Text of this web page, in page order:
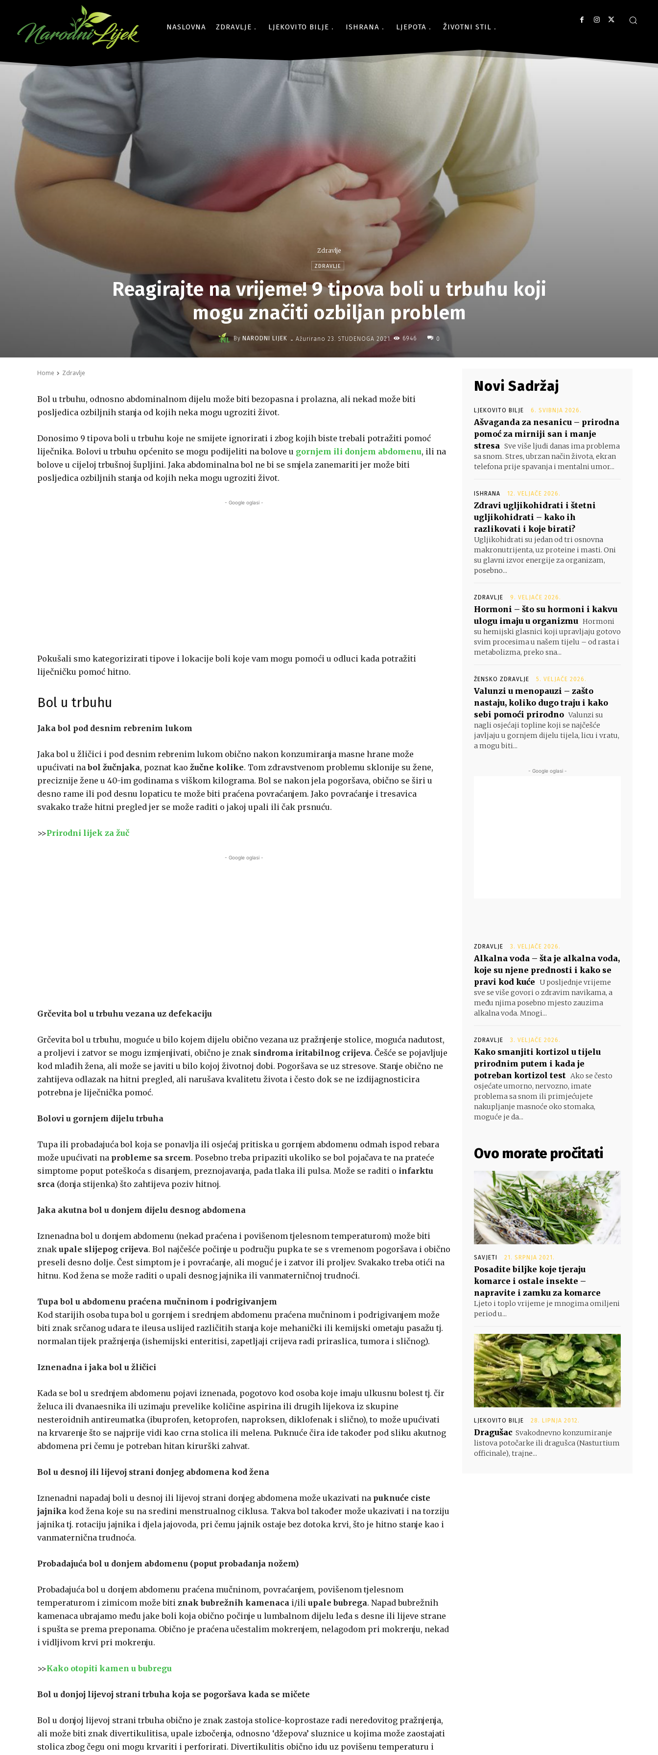
NASLOVNA ZDRAVLJE LJEKOVITO BILJE ISHRANA LJEPOTA ŽIVOTNI STIL
Zdravlje
ZDRAVLJE
Reagirajte na vrijeme! 9 tipova boli u trbuhu koji
mogu značiti ozbiljan problem
By NARODNI LIJEK - Ažurirano 23. STUDENOGA 2021. 6946 0
Home Zdravlje
Bol u trbuhu, odnosno abdominalnom dijelu može biti bezopasna i prolazna, ali nekad može biti
posljedica ozbiljnih stanja od kojih neka mogu ugroziti život.
Donosimo 9 tipova boli u trbuhu koje ne smijete ignorirati i zbog kojih biste trebali potražiti pomoć
liječnika. Bolovi u trbuhu općenito se mogu podijeliti na bolove u gornjem ili donjem abdomenu, ili na
bolove u cijeloj trbušnoj šupljini. Jaka abdominalna bol ne bi se smjela zanemariti jer može biti
posljedica ozbiljnih stanja od kojih neka mogu ugroziti život.
- Google oglasi -
Pokušali smo kategorizirati tipove i lokacije boli koje vam mogu pomoći u odluci kada potražiti
liječničku pomoć hitno.
Bol u trbuhu
Jaka bol pod desnim rebrenim lukom
Jaka bol u žličici i pod desnim rebrenim lukom obično nakon konzumiranja masne hrane može
upućivati nabol žučnjaka, poznat kao žučne kolike. Tom zdravstvenom problemu sklonije su žene,
preciznije žene u 40-im godinama s viškom kilograma. Bol se nakon jela pogoršava, obično se širi u
desno rame ili pod desnu lopaticu te može biti praćena povraćanjem. Jako povraćanje i tresavica
svakako traže hitni pregled jer se može raditi o jakoj upali ili čak prsnuću.
>>Prirodni lijek za žuč
- Google oglasi -
Grčevita bol u trbuhu vezana uz defekaciju
Grčevita bol u trbuhu, moguće u bilo kojem dijelu obično vezana uz pražnjenje stolice, moguća nadutost,
a proljevi i zatvor se mogu izmjenjivati, obično je znak sindroma iritabilnog crijeva. Češće se pojavljuje
kod mlađih žena, ali može se javiti u bilo kojoj životnoj dobi. Pogoršava se uz stresove. Stanje obično ne
zahtijeva odlazak na hitni pregled, ali narušava kvalitetu života i često dok se ne izdijagnosticira
potrebna je liječnička pomoć.
Bolovi u gornjem dijelu trbuha
Tupa ili probadajuća bol koja se ponavlja ili osjećaj pritiska u gornjem abdomenu odmah ispod rebara
može upućivati na probleme sa srcem. Posebno treba pripaziti ukoliko se bol pojačava te na prateće
simptome poput poteškoća s disanjem, preznojavanja, pada tlaka ili pulsa. Može se raditi o infarktu
srca (donja stijenka) što zahtijeva poziv hitnoj.
Jaka akutna bol u donjem dijelu desnog abdomena
Iznenadna bol u donjem abdomenu (nekad praćena i povišenom tjelesnom temperaturom) može biti
znak upale slijepog crijeva. Bol najčešće počinje u području pupka te se s vremenom pogoršava i obično
preseli desno dolje. Čest simptom je i povraćanje, ali moguć je i zatvor ili proljev. Svakako treba otići na
hitnu. Kod žena se može raditi o upali desnog jajnika ili vanmaterničnoj trudnoći.
Tupa bol u abdomenu praćena mučninom i podrigivanjem
Kod starijih osoba tupa bol u gornjem i srednjem abdomenu praćena mučninom i podrigivanjem može
biti znak srčanog udara te ileusa uslijed različitih stanja koje mehanički ili kemijski ometaju pasažu tj.
normalan tijek pražnjenja (ishemijski enteritisi, zapetljaji crijeva radi priraslica, tumora i sličnog).
Iznenadna i jaka bol u žličici
Kada se bol u srednjem abdomenu pojavi iznenada, pogotovo kod osoba koje imaju ulkusnu bolest tj. čir
želuca ili dvanaesnika ili uzimaju prevelike količine aspirina ili drugih lijekova iz skupine
nesteroidnih antireumatka (ibuprofen, ketoprofen, naproksen, diklofenak i slično), to može upućivati
na krvarenje što se najprije vidi kao crna stolica ili melena. Puknuće čira ide također pod sliku akutnog
abdomena pri čemu je potreban hitan kirurški zahvat.
Bol u desnoj ili lijevoj strani donjeg abdomena kod žena
Iznenadni napadaj boli u desnoj ili lijevoj strani donjeg abdomena može ukazivati na puknuće ciste
jajnika kod žena koje su na sredini menstrualnog ciklusa. Takva bol također može ukazivati i na torziju
jajnika tj. rotaciju jajnika i djela jajovoda, pri čemu jajnik ostaje bez dotoka krvi, što je hitno stanje kao i
vanmaternična trudnoća.
Probadajuća bol u donjem abdomenu (poput probadanja nožem)
Probadajuća bol u donjem abdomenu praćena mučninom, povraćanjem, povišenom tjelesnom
temperaturom i zimicom može biti znak bubrežnih kamenaca i/ili upale bubrega. Napad bubrežnih
kamenaca ubrajamo među jake boli koja obično počinje u lumbalnom dijelu leđa s desne ili lijeve strane
i spušta se prema preponama. Obično je praćena učestalim mokrenjem, nelagodom pri mokrenju, nekad
i vidljivom krvi pri mokrenju.
>>Kako otopiti kamen u bubregu
Bol u donjoj lijevoj strani trbuha koja se pogoršava kada se mičete
Bol u donjoj lijevoj strani trbuha obično je znak zastoja stolice-koprostaze radi neredovitog pražnjenja,
ali može biti znak divertikulitisa, upale izbočenja, odnosno ‘džepova’ sluznice u kojima može zaostajati
stolica zbog čegu oni mogu krvariti i perforirati. Divertikulitis obično idu uz povišenu temperaturu i
Novi Sadržaj
LJEKOVITO BILJE 6. SVIBNJA 2026.
Ašvaganda za nesanicu – prirodna
pomoć za mirniji san i manje
stresa Sve više ljudi danas ima problema
sa snom. Stres, ubrzan način života, ekran
telefona prije spavanja i mentalni umor...
ISHRANA 12. VELJAČE 2026.
Zdravi ugljikohidrati i štetni
ugljikohidrati – kako ih
razlikovati i koje birati?
Ugljikohidrati su jedan od tri osnovna
makronutrijenta, uz proteine i masti. Oni
su glavni izvor energije za organizam,
posebno...
ZDRAVLJE 9. VELJAČE 2026.
Hormoni – što su hormoni i kakvu
ulogu imaju u organizmu Hormoni
su hemijski glasnici koji upravljaju gotovo
svim procesima u našem tijelu – od rasta i
metabolizma, preko sna...
ŽENSKO ZDRAVLJE 5. VELJAČE 2026.
Valunzi u menopauzi – zašto
nastaju, koliko dugo traju i kako
sebi pomoći prirodno Valunzi su
nagli osjećaji topline koji se najčešće
javljaju u gornjem dijelu tijela, licu i vratu,
a mogu biti...
- Google oglasi -
ZDRAVLJE 3. VELJAČE 2026.
Alkalna voda – šta je alkalna voda,
koje su njene prednosti i kako se
pravi kod kuće U posljednje vrijeme
sve se više govori o zdravim navikama, a
među njima posebno mjesto zauzima
alkalna voda. Mnogi...
ZDRAVLJE 3. VELJAČE 2026.
Kako smanjiti kortizol u tijelu
prirodnim putem i kada je
potreban kortizol test Ako se često
osjećate umorno, nervozno, imate
problema sa snom ili primjećujete
nakupljanje masnoće oko stomaka,
moguće je da...
Ovo morate pročitati
SAVJETI 21. SRPNJA 2021.
Posadite biljke koje tjeraju
komarce i ostale insekte –
napravite i zamku za komarce
Ljeto i toplo vrijeme je mnogima omiljeni
period u...
LJEKOVITO BILJE 28. LIPNJA 2012.
Dragušac Svakodnevno konzumiranje
listova potočarke ili dragušca (Nasturtium
officinale), trajne...